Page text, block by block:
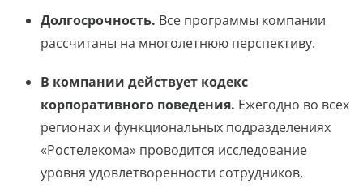
Долгосрочность. Все программы компании
рассчитаны на многолетнюю перспективу.
В компании действует кодекс
корпоративного поведения. Ежегодно во всех
регионах и функциональных подразделениях
«Ростелекома» проводится исследование
уровня удовлетворенности сотрудников,